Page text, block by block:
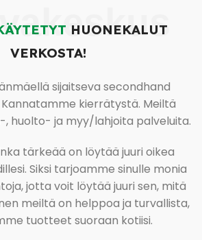
HUONEKALUT
VERKOSTA!
sijaitseva secondhand
Kannatamme kierrätystä. Meiltä
, huolto- ja myy/lahjoita palveluita.
tärkeää on löytää juuri oikea
Siksi tarjoamme sinulle monia
jotta voit löytää juuri sen, mitä
meiltä on helppoa ja turvallista,
tuotteet suoraan kotiisi.